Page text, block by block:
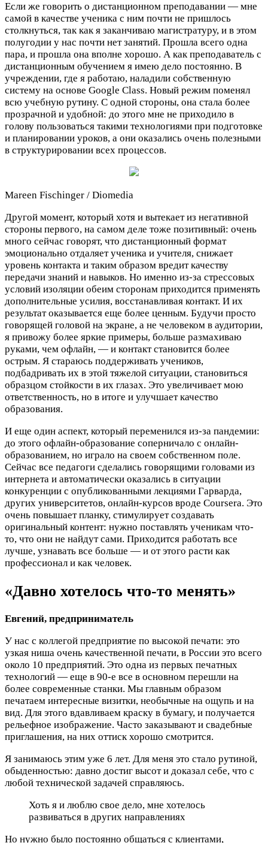
Если же говорить о дистанционном преподавании — мне
самой в качестве ученика с ним почти не пришлось
столкнуться, так как я заканчиваю магистратуру, и в этом
полугодии у нас почти нет занятий. Прошла всего одна
пара, и прошла она вполне хорошо. А как преподаватель с
дистанционным обучением я имею дело постоянно. В
учреждении, где я работаю, наладили собственную
систему на основе Google Class. Новый режим поменял
всю учебную рутину. С одной стороны, она стала более
прозрачной и удобной: до этого мне не приходило в
голову пользоваться такими технологиями при подготовке
и планировании уроков, а они оказались очень полезными
в структурировании всех процессов.
Mareen Fischinger / Diomedia
Другой момент, который хотя и вытекает из негативной
стороны первого, на самом деле тоже позитивный: очень
много сейчас говорят, что дистанционный формат
эмоционально отдаляет ученика и учителя, снижает
уровень контакта и таким образом вредит качеству
передачи знаний и навыков. Но именно из-за стрессовых
условий изоляции обеим сторонам приходится применять
дополнительные усилия, восстанавливая контакт. И их
результат оказывается еще более ценным. Будучи просто
говорящей головой на экране, а не человеком в аудитории,
я привожу более яркие примеры, больше размахиваю
руками, чем офлайн, — и контакт становится более
острым. Я стараюсь поддерживать учеников,
подбадривать их в этой тяжелой ситуации, становиться
образцом стойкости в их глазах. Это увеличивает мою
ответственность, но в итоге и улучшает качество
образования.
И еще один аспект, который переменился из-за пандемии:
до этого офлайн-образование соперничало с онлайн-
образованием, но играло на своем собственном поле.
Сейчас все педагоги сделались говорящими головами из
интернета и автоматически оказались в ситуации
конкуренции с опубликованными лекциями Гарварда,
других университетов, онлайн-курсов вроде Coursera. Это
очень повышает планку, стимулирует создавать
оригинальный контент: нужно поставлять ученикам что-
то, что они не найдут сами. Приходится работать все
лучше, узнавать все больше — и от этого расти как
профессионал и как человек.
«Давно хотелось что-то менять»
Евгений, предприниматель
У нас с коллегой предприятие по высокой печати: это
узкая ниша очень качественной печати, в России это всего
около 10 предприятий. Это одна из первых печатных
технологий — еще в 90-е все в основном перешли на
более современные станки. Мы главным образом
печатаем интересные визитки, необычные на ощупь и на
вид. Для этого вдавливаем краску в бумагу, и получается
рельефное изображение. Часто заказывают и свадебные
приглашения, на них оттиск хорошо смотрится.
Я занимаюсь этим уже 6 лет. Для меня это стало рутиной,
обыденностью: давно достиг высот и доказал себе, что с
любой технической задачей справляюсь.
Хоть я и люблю свое дело, мне хотелось
развиваться в других направлениях
Но нужно было постоянно общаться с клиентами,